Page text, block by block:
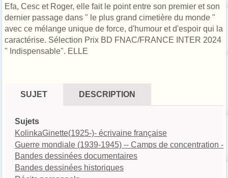
Efa, Cesc et Roger, elle fait le point entre son premier et son
dernier passage dans " le plus grand cimetière du monde "
avec ce mélange unique de force, d'humour et d'espoir qui la
caractérise. Sélection Prix BD FNAC/FRANCE INTER 2024
" Indispensable". ELLE
SUJET DESCRIPTION
Sujets
KolinkaGinette(1925-)- écrivaine française
Guerre mondiale (1939-1945) -- Camps de concentration
Bandes dessinées documentaires
Bandes dessinées historiques